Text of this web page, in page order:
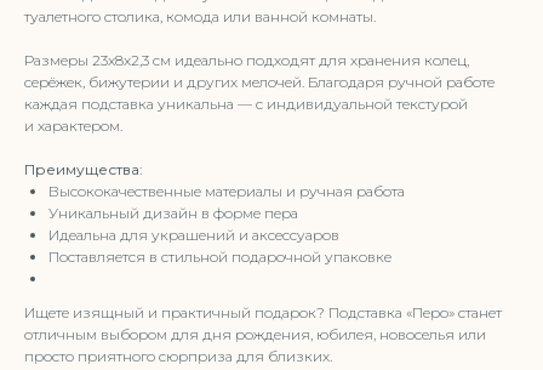
туалетного столика, комода или ванной комнаты.
Размеры 23x8x2,3 см идеально подходят для хранения колец,
серёжек, бижутерии и других мелочей. Благодаря ручной работе
каждая подставка уникальна — с индивидуальной текстурой
и характером.
Преимущества:
Высококачественные материалы и ручная работа
Уникальный дизайн в форме пера
Идеальна для украшений и аксессуаров
Поставляется в стильной подарочной упаковке
Ищете изящный и практичный подарок? Подставка «Перо» станет
отличным выбором для дня рождения, юбилея, новоселья или
просто приятного сюрприза для близких.